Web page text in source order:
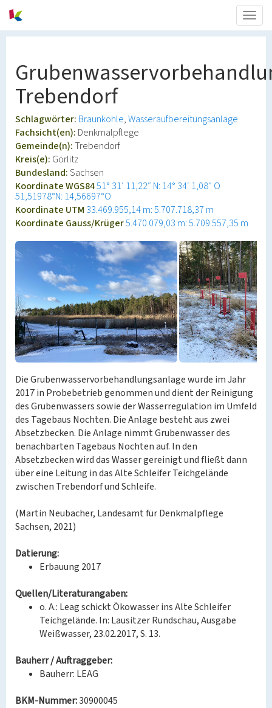
Trebendorf
Schlagwörter: Braunkohle Wasseraufbereitungsanlage
Fachsicht(en): Denkmalpflege
Gemeinde(n):Trebendorf
Kreis(e): Görlitz
Bundesland:Sachsen
Koordinate WGS8451° 31′ 11,22″ N: 14° 34′ 1,08″ O
51,51978°N: 14,56697°O
Koordinate UTM 33.469.955,14 m: 5.707.718,37 m
Koordinate Gauss/Krüger5.470.079,03 m: 5.709.557,35 m
Die Grubenwasservorbehandlungsanlage wurde im Jahr
2017 in Probebetrieb genommen und dient der Reinigung
des Grubenwassers sowie der Wasserregulation im Umfeld
des Tagebaus Nochten. Die Anlage besteht aus zwei
Absetzbecken. Die Anlage nimmt Grubenwasser des
benachbarten Tagebaus Nochten auf. In den
Absetzbecken wird das Wasser gereinigt und fließt dann
über eine Leitung in das Alte Schleifer Teichgelände
zwischen Trebendorf und Schleife.
(Martin Neubacher, Landesamt für Denkmalpflege
Sachsen, 2021)
Datierung:
Erbauung 2017
Quellen/Literaturangaben:
o. A.: Leag schickt Ökowasser ins Alte Schleifer
Teichgelände. In: Lausitzer Rundschau, Ausgabe
Weißwasser, 23.02.2017, S. 13.
Bauherr / Auftraggeber:
Bauherr: LEAG
BKM-Nummer:30900045